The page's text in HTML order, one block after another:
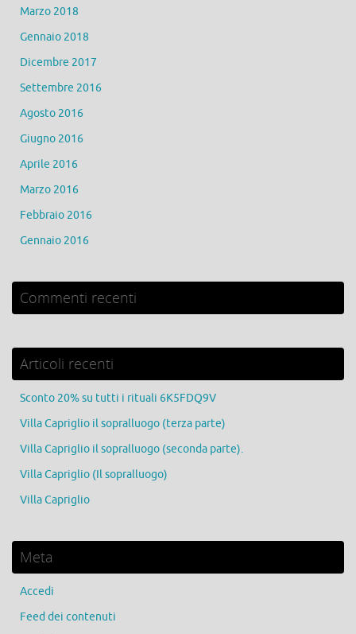
Marzo 2018
Gennaio 2018
Dicembre 2017
Settembre 2016
Agosto 2016
Giugno 2016
Aprile 2016
Marzo 2016
Febbraio 2016
Gennaio 2016
Commenti recenti
Articoli recenti
Sconto 20% su tutti i rituali 6K5FDQ9V
Villa Capriglio il sopralluogo (terza parte)
Villa Capriglio il sopralluogo (seconda parte).
Villa Capriglio (Il sopralluogo)
Villa Capriglio
Meta
Accedi
Feed dei contenuti